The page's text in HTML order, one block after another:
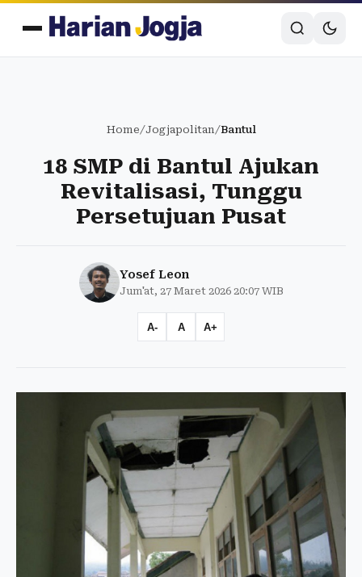
Home/Jogjapolitan/Bantul
18 SMP di Bantul Ajukan
Revitalisasi, Tunggu
Persetujuan Pusat
Yosef Leon
Jum'at, 27 Maret 2026 20:07 WIB
A- A A+